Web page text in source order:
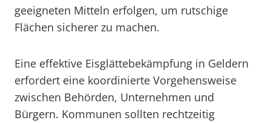
geeigneten Mitteln erfolgen, um rutschige
Flächen sicherer zu machen.
Eine effektive Eisglättebekämpfung in Geldern
erfordert eine koordinierte Vorgehensweise
zwischen Behörden, Unternehmen und
Bürgern. Kommunen sollten rechtzeitig